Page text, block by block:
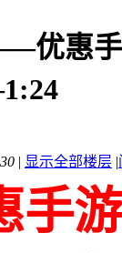
优惠
| 显示全部楼层 |
手